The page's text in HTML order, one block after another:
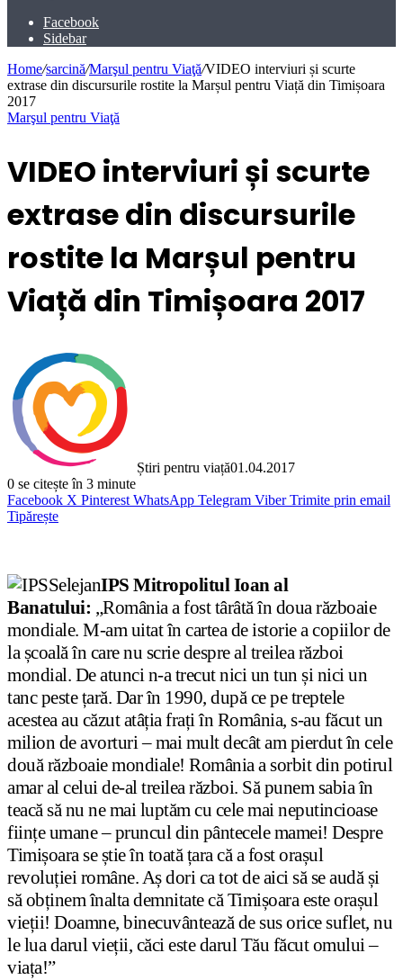
Facebook
Sidebar
Home/sarcină/Marşul pentru Viaţă/VIDEO interviuri și scurte
extrase din discursurile rostite la Marșul pentru Viață din Timișoara
2017
Marşul pentru Viaţă
VIDEO interviuri și scurte
extrase din discursurile
rostite la Marșul pentru
Viață din Timișoara 2017
Știri pentru viață01.04.2017
0 se citește în 3 minute
Facebook X Pinterest WhatsApp Telegram Viber Trimite prin email
Tipărește
IPS Mitropolitul Ioan al
Banatului: „România a fost târâtă în doua războaie
mondiale. M-am uitat în cartea de istorie a copiilor de
la școală în care nu scrie despre al treilea război
mondial. De atunci n-a trecut nici un tun și nici un
tanc peste țară. Dar în 1990, după ce pe treptele
acestea au căzut atâția frați în România, s-au făcut un
milion de avorturi – mai mult decât am pierdut în cele
două războaie mondiale! România a sorbit din potirul
amar al celui de-al treilea război. Să punem sabia în
teacă să nu ne mai luptăm cu cele mai neputincioase
ființe umane – pruncul din pântecele mamei! Despre
Timișoara se știe în toată țara că a fost orașul
revoluției române. Aș dori ca tot de aici să se audă și
să obținem înalta demnitate că Timișoara este orașul
vieții! Doamne, binecuvântează de sus orice suflet, nu
le lua darul vieții, căci este darul Tău făcut omului –
viața!”